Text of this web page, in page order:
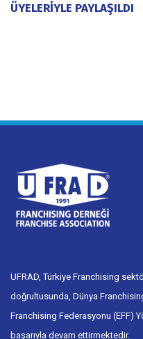
ÜYELERİYLE PAYLAŞILDI
UFRAD, Türkiye Franchising
doğrultusunda, Dünya
Franchising Federasyonu (EFF)
başarıyla devam ettirmektedir.